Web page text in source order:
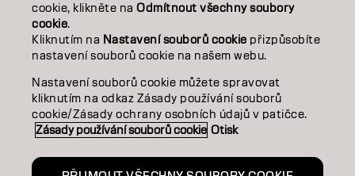
KontaktZásady ochrany osobních údajů
Zásady používání souborů cookie
PřístupnostZávazek k udržitelnosti
CZ | CZECH
Goldwell je součástí
cookie, klikněte naOdmítnout všechny soubory
cookie.
Kliknutím na Nastavení souborů cookie přizpůsobíte
nastavení souborů cookie na našem webu.
Nastavení souborů cookie můžete spravovat
kliknutím na odkaz Zásady používání souborů
cookie/Zásady ochrany osobních údajů v patičce.
Zásady používání souborů cookie Otisk